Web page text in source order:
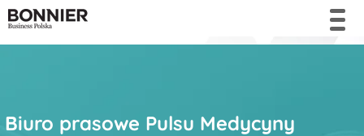
Biuro prasowe Pulsu Medycyny